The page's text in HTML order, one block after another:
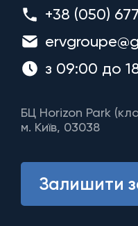
+38 (050)
з 09:00 до
БЦ Horizon Park
м. Київ, 03038
Залишити